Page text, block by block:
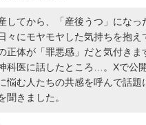
してから、「産後うつ」になっ
々にモヤモヤした気持ちを抱え
正体が「罪悪感」だと気付きま
科医に話したところ…。Xで公
悩む人たちの共感を呼んで話題
聞きました。